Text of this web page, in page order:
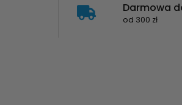
Darmowa
od 300 zł